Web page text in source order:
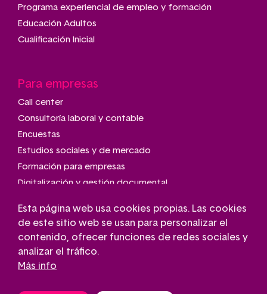
Programa experiencial de empleo y formación
Educación Adultos
Cualificación Inicial
Para empresas
Call center
Consultoría laboral y contable
Encuestas
Estudios sociales y de mercado
Formación para empresas
Digitalización y gestión documental
Transporte adaptado
Gestión de parkings
Conserjería
Esta página web usa cookies propias. Las cookies
de este sitio web se usan para personalizar el
contenido, ofrecer funciones de redes sociales y
analizar el tráfico.
Más info